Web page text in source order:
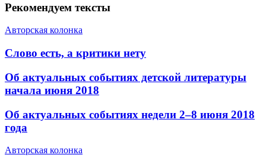
Рекомендуем тексты
Авторская колонка
​Слово есть, а критики нету
Об актуальных событиях детской литературы
начала июня 2018
​Об актуальных событиях недели 2–8 июня 2018
года
Авторская колонка